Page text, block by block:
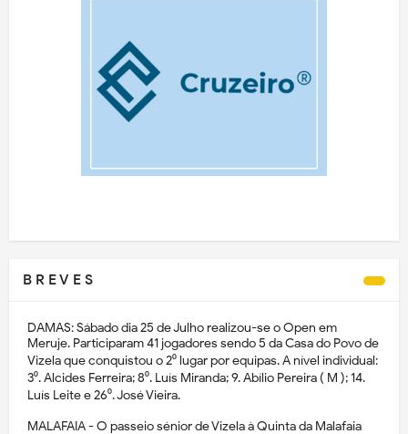
B R E V E S
DAMAS: Sábado dia 25 de Julho realizou-se o Open em
Meruje. Participaram 41 jogadores sendo 5 da Casa do Povo de
Vizela que conquistou o 2⁰ lugar por equipas. A nível individual:
3⁰. Alcides Ferreira; 8⁰. Luís Miranda; 9. Abílio Pereira ( M ); 14.
Luís Leite e 26⁰. José Vieira.
MALAFAIA - O passeio sénior de Vizela à Quinta da Malafaia